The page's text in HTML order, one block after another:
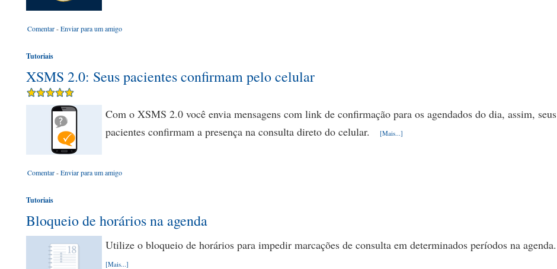
Comentar-Enviar para um amigo
Tutoriais
XSMS 2.0: Seus pacientes confirmam pelo celular
Com o XSMS 2.0 você envia mensagens com link de confirmação para os agendados do dia, assim, seus
pacientes confirmam a presença na consulta direto do celular.
[Mais...]
Comentar-Enviar para um amigo
Tutoriais
Bloqueio de horários na agenda
Utilize o bloqueio de horários para impedir marcações de consulta em determinados períodos na agenda.
[Mais...]